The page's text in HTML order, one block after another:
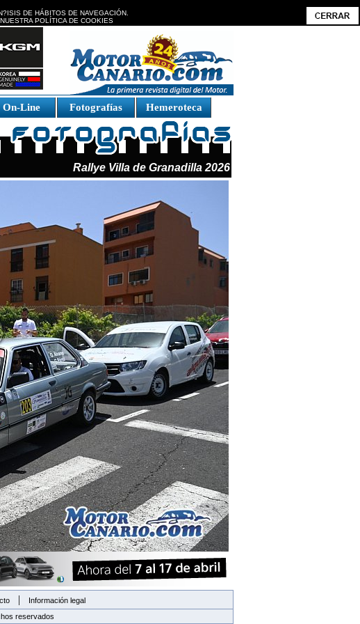
DE HÁBITOS DE NAVEGACIÓN.
POLÍTICA DE COOKIES
Line Fotografías Hemeroteca
Rallye Villa de Granadilla 2026
|
Información legal
reservados